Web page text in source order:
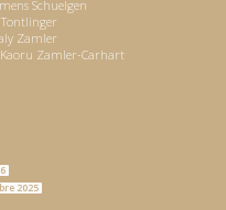
Schuelgen
Tontlinger
Zamler
Kaoru Zamler-Carhart
2025